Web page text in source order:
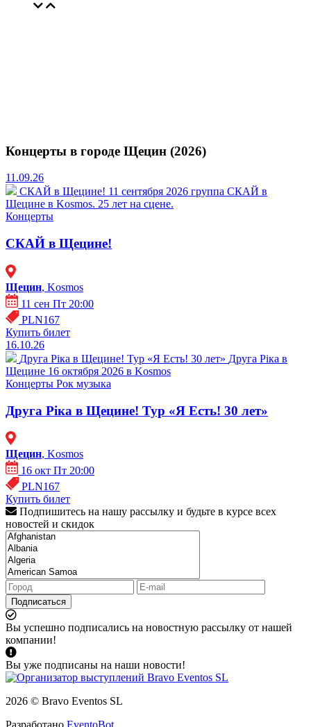
Концерты в городе Щецин (2026)
11.09.26
СКАЙ в Щецине! 11 сентября 2026 группа СКАЙ в
Щецине в Kosmos. 25 лет на сцене.
Концерты
СКАЙ в Щецине!
Щецин, Kosmos
11 сен Пт 20:00
PLN167
Купить билет
16.10.26
Друга Ріка в Щецине! Тур «Я Есть! 30 лет» Друга Ріка в
Щецине 16 октября 2026 в Kosmos
Концерты Рок музыка
Друга Ріка в Щецине! Тур «Я Есть! 30 лет»
Щецин, Kosmos
16 окт Пт 20:00
PLN167
Купить билет
Подпишитесь на нашу рассылку и будьте в курсе всех
новостей и скидок
Подписаться
Вы успешно подписались на новостную рассылку от нашей
компании!
Вы уже подписаны на наши новости!
2026 © Bravo Eventos SL